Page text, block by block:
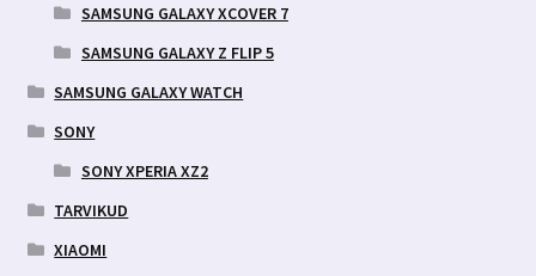
SAMSUNG GALAXY XCOVER 7
SAMSUNG GALAXY Z FLIP 5
SAMSUNG GALAXY WATCH
SONY
SONY XPERIA XZ2
TARVIKUD
XIAOMI